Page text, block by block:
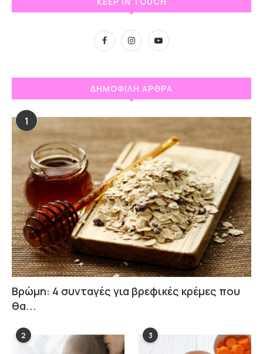
ΔΗΜΟΦΙΛΗ ΑΡΘΡΑ
1
Βρώμη: 4 συνταγές για βρεφικές κρέμες που
θα...
2 3